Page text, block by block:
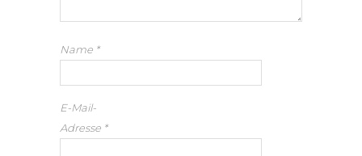
Name *
E-Mail-
Adresse *